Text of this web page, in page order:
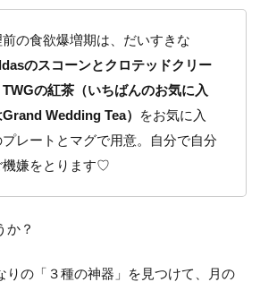
の食欲爆増期は、だいすきな
のスコーンとクロテッドクリー
TWGの紅茶（いちばんのお気に入
Grand Wedding Tea）
をお気に入
プレートとマグで用意。自分で自分
機嫌をとります♡
か？
りの「３種の神器」を見つけて、月の